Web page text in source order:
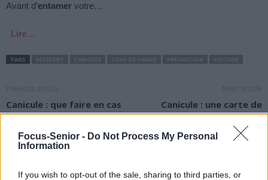
Focus-Senior - Do Not Process My Personal
Information
If you wish to opt-out of the sale, sharing to third parties, or
Avant d’entamer votre…
Lire…
TAGS
Canicule : que faire en cas
de malaise ?
Canicule : une carte de
Paris et une application
pour trouver des îlots de
fraîcheur